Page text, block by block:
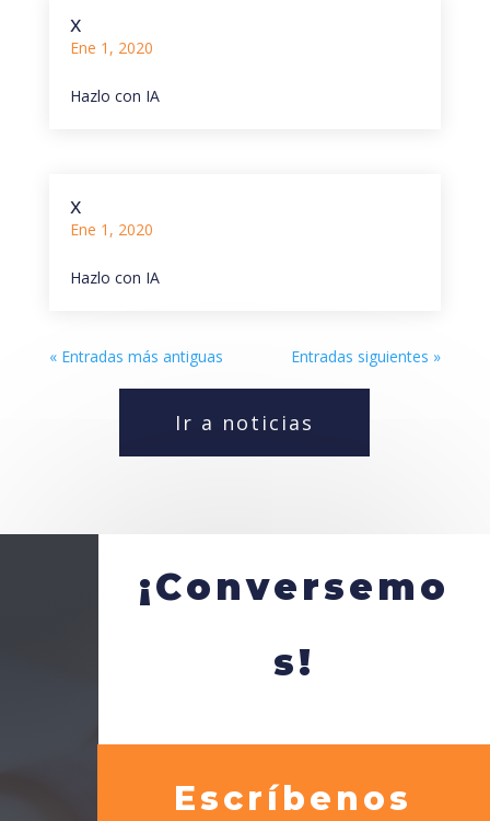
x
Ene 1, 2020
Hazlo con IA
x
Ene 1, 2020
Hazlo con IA
« Entradas más antiguas Entradas siguientes »
Ir a noticias
¡Conversemo
s!
Escríbenos